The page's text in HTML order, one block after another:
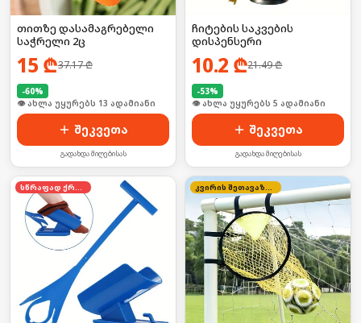
თითზე დასამაგრებელი
საჭრელი 2ც
15 ₾37.17₾
-60%
🛒 ბოლო 24სთ-ში იყიდა 17-მა
შეკვეთა
გადახდა მიღებისას
ჩიტების საკვების
დისპენსერი
10.2 ₾21.49₾
-53%
🛒 ბოლო 24სთ-ში იყიდა 11-მა
შეკვეთა
გადახდა მიღებისას